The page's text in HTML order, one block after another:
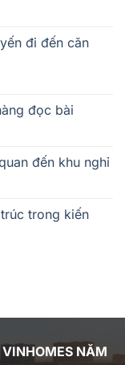
đi đến căn
đọc bài
đến khu nghỉ
trong kiến
NĂM